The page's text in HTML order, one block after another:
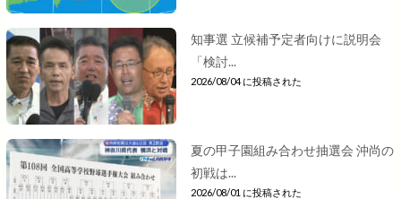
知事選 立候補予定者向けに説明会
「検討...
2026/08/04 に投稿された
夏の甲子園組み合わせ抽選会 沖尚の
初戦は...
2026/08/01 に投稿された